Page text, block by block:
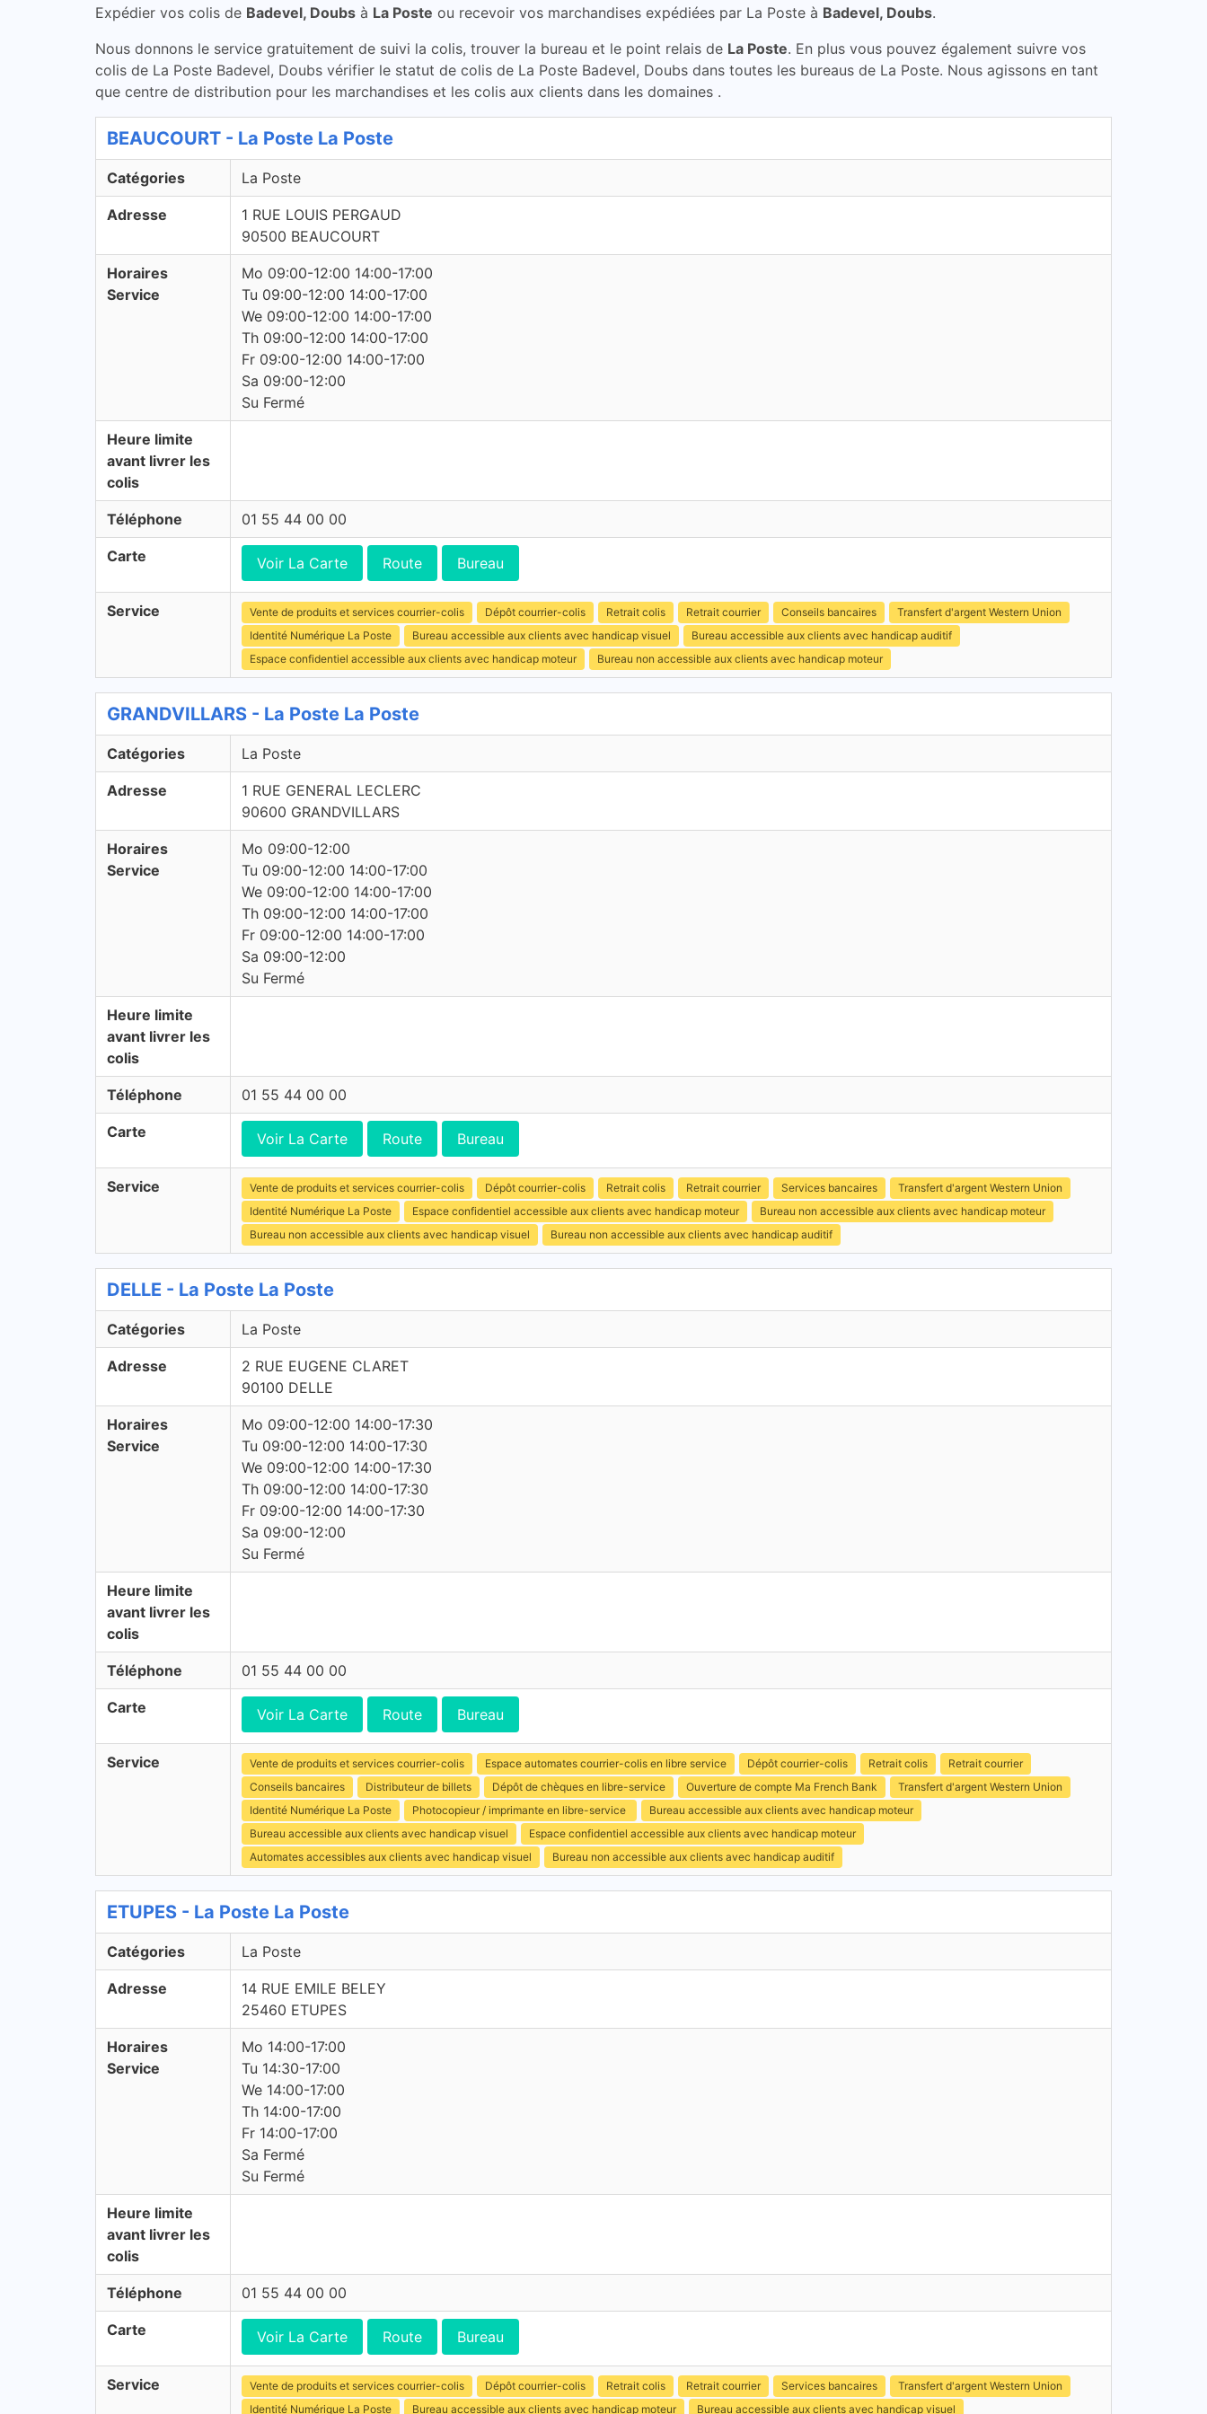
Expédier vos colis de Badevel, Doubs à La Poste ou recevoir vos marchandises expédiées par La Poste à Badevel, Doubs.
Nous donnons le service gratuitement de suivi la colis, trouver la bureau et le point relais de La Poste. En plus vous pouvez également suivre vos
colis de La Poste Badevel, Doubs vérifier le statut de colis de La Poste Badevel, Doubs dans toutes les bureaus de La Poste. Nous agissons en tant
que centre de distribution pour les marchandises et les colis aux clients dans les domaines .
BEAUCOURT - La Poste La Poste
Catégories La Poste
Adresse
1 RUE LOUIS PERGAUD
90500 BEAUCOURT
Horaires
Service
Mo 09:00-12:00 14:00-17:00
Tu 09:00-12:00 14:00-17:00
We 09:00-12:00 14:00-17:00
Th 09:00-12:00 14:00-17:00
Fr 09:00-12:00 14:00-17:00
Sa 09:00-12:00
Su Fermé
Heure limite
avant livrer les
colis
Téléphone 01 55 44 00 00
Carte Voir La Carte Route Bureau
Service Vente de produits et services courrier-colis Dépôt courrier-colis Retrait colis Retrait courrier Conseils bancaires
Transfert d'argent Western Union
Identité Numérique La Poste
Bureau accessible aux clients avec handicap visuel
Bureau accessible aux clients avec handicap auditif
Espace confidentiel accessible aux clients avec handicap moteur
Bureau non accessible aux clients avec handicap moteur
GRANDVILLARS - La Poste La Poste
Catégories La Poste
Adresse
1 RUE GENERAL LECLERC
90600 GRANDVILLARS
Horaires
Service
Mo 09:00-12:00
Tu 09:00-12:00 14:00-17:00
We 09:00-12:00 14:00-17:00
Th 09:00-12:00 14:00-17:00
Fr 09:00-12:00 14:00-17:00
Sa 09:00-12:00
Su Fermé
Heure limite
avant livrer les
colis
Téléphone 01 55 44 00 00
Carte Voir La Carte Route Bureau
Service Vente de produits et services courrier-colis Dépôt courrier-colis Retrait colis Retrait courrier Services bancaires
Transfert d'argent Western Union
Identité Numérique La Poste
Espace confidentiel accessible aux clients avec handicap moteur
Bureau non accessible aux clients avec handicap moteur
Bureau non accessible aux clients avec handicap visuel
Bureau non accessible aux clients avec handicap auditif
DELLE - La Poste La Poste
Catégories La Poste
Adresse
2 RUE EUGENE CLARET
90100 DELLE
Horaires
Service
Mo 09:00-12:00 14:00-17:30
Tu 09:00-12:00 14:00-17:30
We 09:00-12:00 14:00-17:30
Th 09:00-12:00 14:00-17:30
Fr 09:00-12:00 14:00-17:30
Sa 09:00-12:00
Su Fermé
Heure limite
avant livrer les
colis
Téléphone 01 55 44 00 00
Carte Voir La Carte Route Bureau
Service Vente de produits et services courrier-colis Espace automates courrier-colis en libre service Dépôt courrier-colis Retrait colis
Retrait courrier
Conseils bancaires
Distributeur de billets Dépôt de chèques en libre-service Ouverture de compte Ma French Bank
Transfert d'argent Western Union
Identité Numérique La Poste
Photocopieur / imprimante en libre-service
Bureau accessible aux clients avec handicap moteur
Bureau accessible aux clients avec handicap visuel
Espace confidentiel accessible aux clients avec handicap moteur
Automates accessibles aux clients avec handicap visuel
Bureau non accessible aux clients avec handicap auditif
ETUPES - La Poste La Poste
Catégories La Poste
Adresse
14 RUE EMILE BELEY
25460 ETUPES
Horaires
Service
Mo 14:00-17:00
Tu 14:30-17:00
We 14:00-17:00
Th 14:00-17:00
Fr 14:00-17:00
Sa Fermé
Su Fermé
Heure limite
avant livrer les
colis
Téléphone 01 55 44 00 00
Carte Voir La Carte Route Bureau
Service Vente de produits et services courrier-colis Dépôt courrier-colis Retrait colis Retrait courrier Services bancaires
Transfert d'argent Western Union
Identité Numérique La Poste
Bureau accessible aux clients avec handicap moteur Bureau accessible aux clients avec handicap visuel